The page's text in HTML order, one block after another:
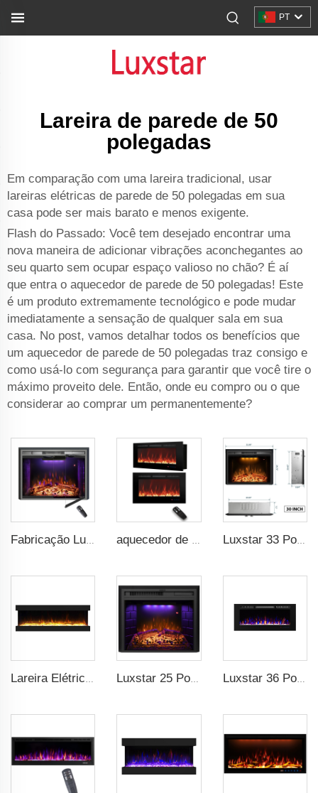
PT
Lareira de parede de 50
polegadas
Em comparação com uma lareira tradicional, usar
lareiras elétricas de parede de 50 polegadas em sua
casa pode ser mais barato e menos exigente.
Flash do Passado: Você tem desejado encontrar uma
nova maneira de adicionar vibrações aconchegantes ao
seu quarto sem ocupar espaço valioso no chão? É aí
que entra o aquecedor de parede de 50 polegadas! Este
é um produto extremamente tecnológico e pode mudar
imediatamente a sensação de qualquer sala em sua
casa. No post, vamos detalhar todos os benefícios que
um aquecedor de parede de 50 polegadas traz consigo e
como usá-lo com segurança para garantir que você tire o
máximo proveito dele. Então, onde eu compro ou o que
considerar ao comprar um permanentemente?
Fabricação Luxstar de Inserções de Lareiras Elétricas para Casa com Aquecedores e Opção de 3 Cores de Chama com Efeito Realístico de Queima de Lenha aquecedor de lareira elétrica de mídia com troncos reais de 33 polegadas, moderno, recuado e de parede, disponível em 13 cores de moldura decorativa Luxstar 33 Polegadas Inserções de Lareira Elétrica com Porta de Vidro, Tela de Proteção e Sons de Crepitação de Fogo Decorativa
Luxstar 36 Polegadas Chama LED Decorativa Interna Fixada na Parede Incorporada Lareira Elétrica com Aquecedor